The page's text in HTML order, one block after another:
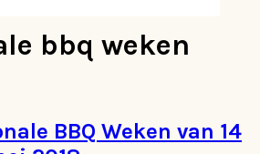
bbq weken
BBQ Weken van 14